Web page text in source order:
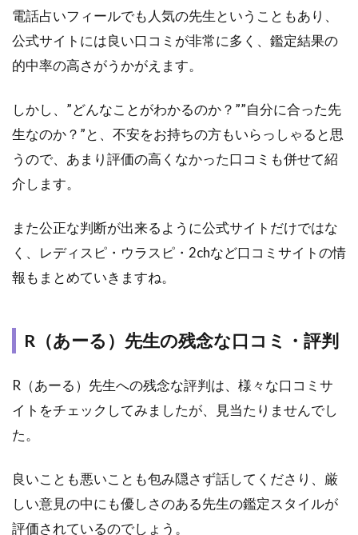
電話占いフィールでも人気の先生ということもあり、
公式サイトには良い口コミが非常に多く、鑑定結果の
的中率の高さがうかがえます。
しかし、”どんなことがわかるのか？””自分に合った先
生なのか？”と、不安をお持ちの方もいらっしゃると思
うので、あまり評価の高くなかった口コミも併せて紹
介します。
また公正な判断が出来るように公式サイトだけではな
く、レディスピ・ウラスピ・2chなど口コミサイトの情
報もまとめていきますね。
R（あーる）先生の残念な口コミ・評判
R（あーる）先生への残念な評判は、様々な口コミサ
イトをチェックしてみましたが、見当たりませんでし
た。
良いことも悪いことも包み隠さず話してくださり、厳
しい意見の中にも優しさのある先生の鑑定スタイルが
評価されているのでしょう。